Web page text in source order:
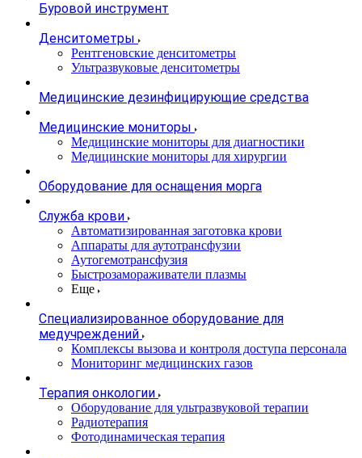
Буровой инструмент
Денситометры
Рентгеновские денситометры
Ультразвуковые денситометры
Медицинские дезинфицирующие средства
Медицинские мониторы
Медицинские мониторы для диагностики
Медицинские мониторы для хирургии
Оборудование для оснащения морга
Служба крови
Автоматизированная заготовка крови
Аппараты для аутотрансфузии
Аутогемотрансфузия
Быстрозамораживатели плазмы
Еще
Специализированное оборудование для
медучреждений
Комплексы вызова и контроля доступа персонала
Мониторинг медицинских газов
Терапия онкологии
Оборудование для ультразвуковой терапии
Радиотерапия
Фотодинамическая терапия